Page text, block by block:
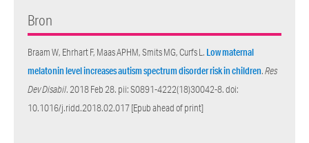
Bron
Braam W, Ehrhart F, Maas APHM, Smits MG, Curfs L. Low maternal
melatonin level increases autism spectrum disorder risk in children.Res
Dev Disabil. 2018 Feb 28. pii: S0891-4222(18)30042-8. doi:
10.1016/j.ridd.2018.02.017 [Epub ahead of print]